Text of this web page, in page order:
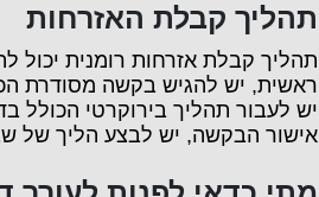
תהליך קבלת האזרחות
תהליך קבלת אזרחות רומנית יכול
ראשית, יש להגיש בקשה מסודרת
יש לעבור תהליך בירוקרטי הכולל
אישור הבקשה, יש לבצע הליך של